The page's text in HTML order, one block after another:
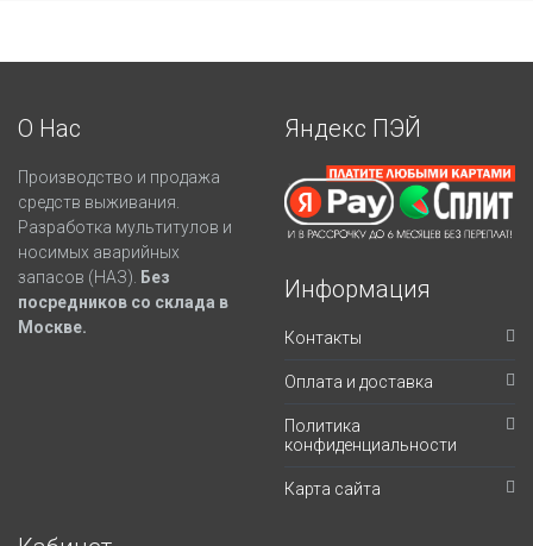
О Нас
Производство и продажа
средств выживания.
Разработка мультитулов и
носимых аварийных
запасов (НАЗ).
Без
посредников со склада в
Москве.
Яндекс ПЭЙ
Информация
Контакты
Оплата и доставка
Политика
конфиденциальности
Карта сайта